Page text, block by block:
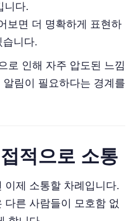
니다.
보면 더 명확하게 표현하
습니다.
로 인해 자주 압도된 느낌
림이 필요하다는 경계를
적으로 소통
이제 소통할 차례입니다.
다른 사람들이 모호함 없